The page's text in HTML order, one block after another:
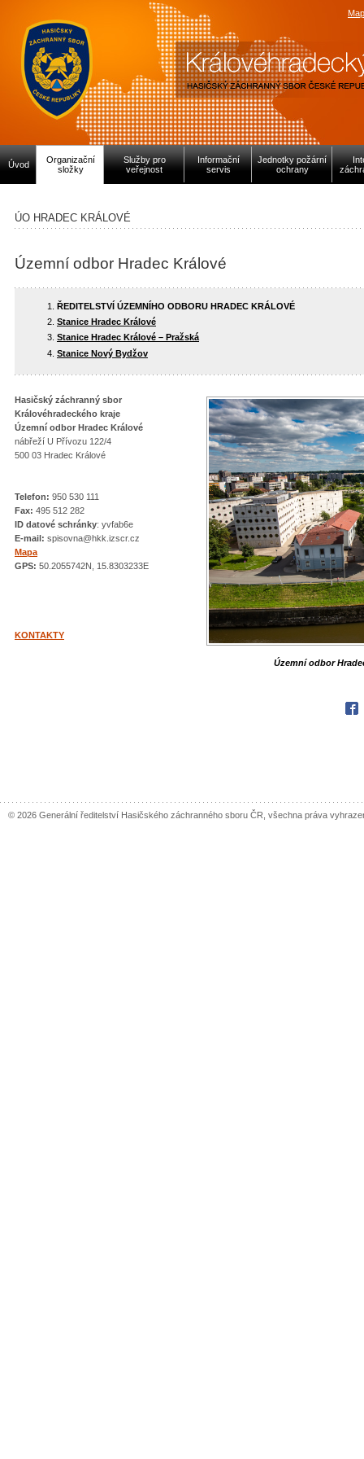
Úvod
Organizační
složky
Služby pro
veřejnost
Informační
servis
Jednotky požární
ochrany
ÚO HRADEC KRÁLOVÉ
Územní odbor Hradec Králové
ŘEDITELSTVÍ ÚZEMNÍHO ODBORU HRADEC KRÁLOVÉ
Stanice Hradec Králové
Stanice Hradec Králové – Pražská
Stanice Nový Bydžov
Územní odbor
Hasičský záchranný sbor
Královéhradeckého kraje
Územní odbor Hradec Králové
nábřeží U Přívozu 122/4
500 03 Hradec Králové
Telefon: 950 530 111
Fax: 495 512 282
ID datové schránky: yvfab6e
E-mail: spisovna@hkk.izscr.cz
Mapa
GPS: 50.2055742N, 15.8303233E
KONTAKTY
© 2026 Generální ředitelství Hasičského záchranného sboru ČR, všechna práva